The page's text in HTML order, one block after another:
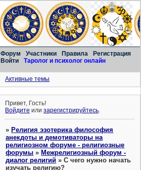
Форум Участники Правила
Регистрация
Войти
Таролог и психолог онлайн
Активные темы
Привет, Гость!
Войдите илизарегистрируйтесь.
»Религия эзотерика философия
анекдоты и демотиваторы на
религиозном форуме - религиозные
форумы »Межрелигиозный форум -
диалог религий »С чего нужно начать
изучать религию?